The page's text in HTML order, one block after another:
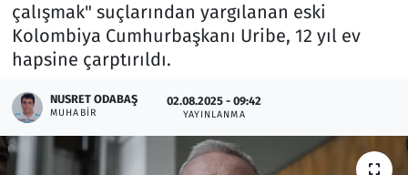
çalışmak" suçlarından yargılanan eski
Kolombiya Cumhurbaşkanı Uribe, 12 yıl ev
hapsine çarptırıldı.
NUSRET ODABAŞ
MUHABIR
02.08.2025 - 09:42
YAYINLANMA
Memur ve Kamu
Otomobil
Oyun
Ramazan